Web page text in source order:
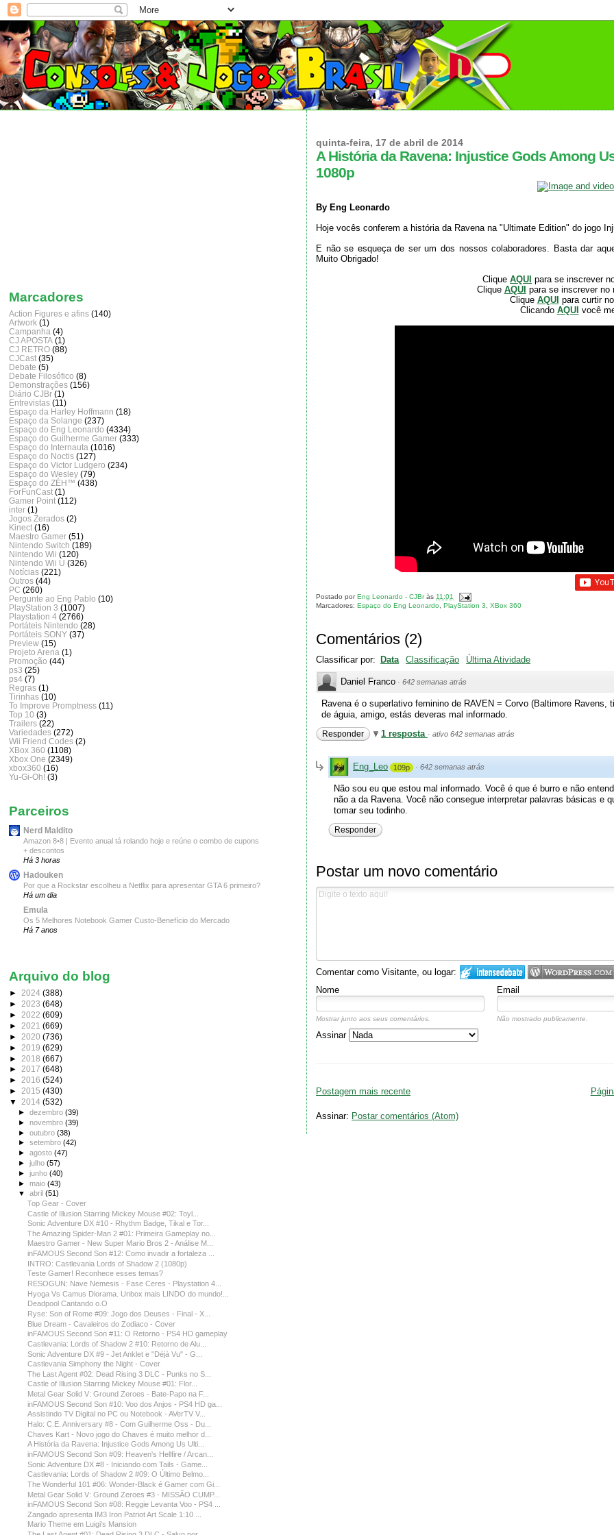
quinta-feira, 17 de abril de 2014
A História da Ravena: Injustice Gods Among
1080p
By Eng Leonardo
Hoje vocês conferem a história da Ravena na "Ultimate Edition" do jogo
E não se esqueça de ser um dos nossos colaboradores. Basta dar
Muito Obrigado!
CliqueAQUI para se inscrever
Clique AQUI para se inscrever no
Clique AQUI para curtir
Clicando AQUI você
Postado porEng Leonardo - CJBràs11:01
Marcadores:Espaço do Eng Leonardo ,PlayStation 3 ,XBox 360
Comentários (2)
Classificar por: Data Classificação Última Atividade
Daniel Franco ·642 semanas atrás
Ravena é o superlativo feminino de RAVEN = Corvo (Baltimore
de águia, amigo, estás deveras mal informado.
Responder 1 resposta ·ativo 642 semanas atrás
Eng_Leo 109p ·642 semanas atrás
Não sou eu que estou mal informado. Você é que é burro e não
não a da Ravena. Você não consegue interpretar palavras básicas e
tomar seu todinho.
Responder
Postar um novo comentário
Comentar como Visitante, ou logar:
Nome Email
Mostrar junto aos seus comentários. Não mostrado publicamente.
Assinar
Postagem mais recente
Assinar: Postar comentários (Atom)
Marcadores
Action Figures e afins (140)
Artwork (1)
Campanha (4)
CJ APOSTA (1)
CJ RETRO (88)
CJCast (35)
Debate (5)
Debate Filosófico (8)
Demonstrações (156)
Diário CJBr (1)
Entrevistas (11)
Espaço da Harley Hoffmann (18)
Espaço da Solange (237)
Espaço do Eng Leonardo (4334)
Espaço do Guilherme Gamer (333)
Espaço do Internauta (1016)
Espaço do Noctis (127)
Espaço do Victor Ludgero (234)
Espaço do Wesley (79)
Espaço do ZÈH™ (438)
ForFunCast (1)
Gamer Point (112)
inter (1)
Jogos Zerados (2)
Kinect (16)
Maestro Gamer (51)
Nintendo Switch (189)
Nintendo Wii (120)
Nintendo Wii U (326)
Notícias (221)
Outros (44)
PC (260)
Pergunte ao Eng Pablo (10)
PlayStation 3 (1007)
Playstation 4 (2766)
Portáteis Nintendo (28)
Portáteis SONY (37)
Preview (15)
Projeto Arena (1)
Promoção (44)
ps3 (25)
ps4 (7)
Regras (1)
Tirinhas (10)
To Improve Promptness (11)
Top 10 (3)
Trailers (22)
Variedades (272)
Wii Friend Codes (2)
XBox 360 (1108)
Xbox One (2349)
xbox360 (16)
Yu-Gi-Oh! (3)
Parceiros
Nerd Maldito
Amazon 8•8 | Evento anual tá rolando hoje e reúne o combo de cupons
+ descontos
Há 3 horas
Hadouken
Por que a Rockstar escolheu a Netflix para apresentar GTA 6 primeiro?
Há um dia
Emula
Os 5 Melhores Notebook Gamer Custo-Benefício do Mercado
Há 7 anos
Arquivo do blog
► 2024 (388)
► 2023 (648)
► 2022 (609)
► 2021 (669)
► 2020 (736)
► 2019 (629)
► 2018 (667)
► 2017 (648)
► 2016 (524)
► 2015 (430)
▼ 2014 (532)
►dezembro(39)
►novembro(39)
►outubro(38)
►setembro(42)
►agosto(47)
►julho(57)
►junho(40)
►maio(43)
▼abril(51)
Top Gear - Cover
Castle of Illusion Starring Mickey Mouse #02: Toyl...
Sonic Adventure DX #10 - Rhythm Badge, Tikal e Tor...
The Amazing Spider-Man 2 #01: Primeira Gameplay no...
Maestro Gamer - New Super Mario Bros 2 - Análise M...
inFAMOUS Second Son #12: Como invadir a fortaleza ...
INTRO: Castlevania Lords of Shadow 2 (1080p)
Teste Gamer! Reconhece esses temas?
RESOGUN: Nave Nemesis - Fase Ceres - Playstation 4...
Hyoga Vs Camus Diorama. Unbox mais LINDO do mundo!...
Deadpool Cantando o.O
Ryse: Son of Rome #09: Jogo dos Deuses - Final - X...
Blue Dream - Cavaleiros do Zodiaco - Cover
inFAMOUS Second Son #11: O Retorno - PS4 HD gameplay
Castlevania: Lords of Shadow 2 #10: Retorno de Alu...
Sonic Adventure DX #9 - Jet Anklet e "Déjà Vu" - G...
Castlevania Simphony the Night - Cover
The Last Agent #02: Dead Rising 3 DLC - Punks no S...
Castle of Illusion Starring Mickey Mouse #01: Flor...
Metal Gear Solid V: Ground Zeroes - Bate-Papo na F...
inFAMOUS Second Son #10: Voo dos Anjos - PS4 HD ga...
Assistindo TV Digital no PC ou Notebook - AVerTV V...
Halo: C.E. Anniversary #8 - Com Guilherme Oss - Du...
Chaves Kart - Novo jogo do Chaves é muito melhor d...
A História da Ravena: Injustice Gods Among Us Ulti...
inFAMOUS Second Son #09: Heaven's Hellfire / Arcan...
Sonic Adventure DX #8 - Iniciando com Tails - Game...
Castlevania: Lords of Shadow 2 #09: O Último Belmo...
The Wonderful 101 #06: Wonder-Black é Gamer com Gi...
Metal Gear Solid V: Ground Zeroes #3 - MISSÃO CUMP...
inFAMOUS Second Son #08: Reggie Levanta Voo - PS4 ...
Zangado apresenta IM3 Iron Patriot Art Scale 1:10 ...
Mario Theme em Luigi's Mansion